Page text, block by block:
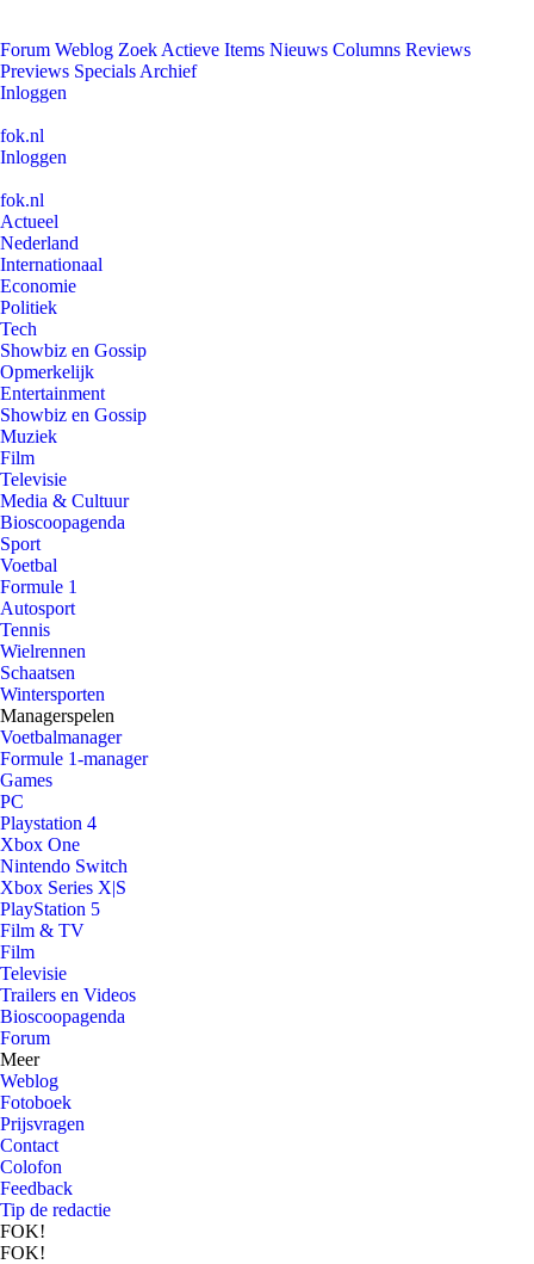
Forum Weblog Zoek Actieve Items Nieuws Columns Reviews
Previews Specials Archief
Inloggen
fok.nl
Inloggen
fok.nl
Actueel
Nederland
Internationaal
Economie
Politiek
Tech
Showbiz en Gossip
Opmerkelijk
Entertainment
Showbiz en Gossip
Muziek
Film
Televisie
Media & Cultuur
Bioscoopagenda
Sport
Voetbal
Formule 1
Autosport
Tennis
Wielrennen
Schaatsen
Wintersporten
Managerspelen
Voetbalmanager
Formule 1-manager
Games
PC
Playstation 4
Xbox One
Nintendo Switch
Xbox Series X|S
PlayStation 5
Film & TV
Film
Televisie
Trailers en Videos
Bioscoopagenda
Forum
Meer
Weblog
Fotoboek
Prijsvragen
Contact
Colofon
Feedback
Tip de redactie
FOK!
FOK!